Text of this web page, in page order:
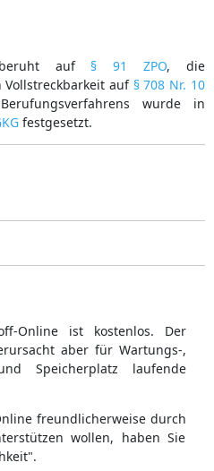
beruht auf § 91 ZPO, die
auf § 708 Nr. 10
wurde in
festgesetzt.
Online ist kostenlos. Der
aber für Wartungs-,
Speicherplatz laufende
freundlicherweise durch
wollen, haben Sie